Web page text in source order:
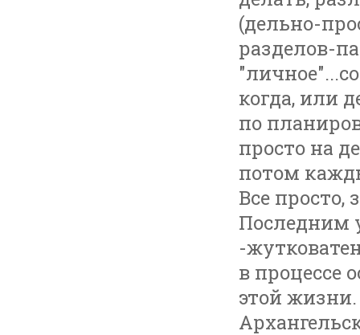
(дельно-
разделов-
когда, или
по
просто на
потом
Все просто,
Последним
-
в процессе
этой